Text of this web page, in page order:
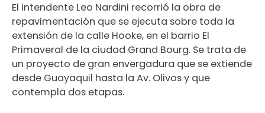
El intendente Leo Nardini recorrió la obra de
repavimentación que se ejecuta sobre toda la
extensión de la calle Hooke, en el barrio El
Primaveral de la ciudad Grand Bourg. Se trata de
un proyecto de gran envergadura que se extiende
desde Guayaquil hasta la Av. Olivos y que
contempla dos etapas.